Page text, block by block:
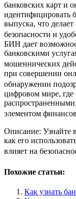
банковских карт и
идентифицировать
выпуска, что
безопасности и
БИН дает
банковскими
мошеннических
при совершении
обнаружении
цифровом мире, где
элементом
Описание: Узнайте
как его
влияет на
Похожие статьи:
Как узнать